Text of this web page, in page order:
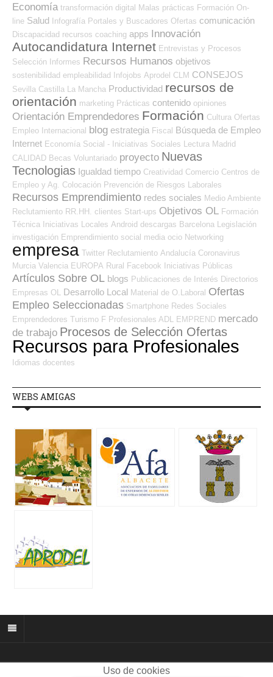
Economía transformación digital Malas prácticas Formación On-
line Salud Infografía Portales y Buscadores Ofertas comunicación
Discapacidad recursos coaching apps Innovación
Autocandidatura Internet Entrevistas y Procesos
Selección Informes Recursos Humanos objetivos
sostenibilidad empleabilidad Infojobs Aprodel CLM CONSEJOS
Sevilla Castilla La Mancha Productividad recursos de
orientación marketing Prácticas contenido opiniones
Orientación Emprendedores Formación Cultura Ofertas
Empleo Internacional blog estrategia Fiscal Búsqueda de Empleo
Internet Economía Social - Iniciativas Sociales Lectura Madrid
CALIDAD Becas Voluntariado proyecto Nuevas
Tecnologias Igualdad tiempo Creatividad Comercio Centros de
Empleo y Ag. Colocación Prevención de Riesgos Laborales
Recursos Emprendimiento redes sociales Medio Ambiente
Reclutamiento RR.HH.
clientes Start-ups Objetivos OL Formación
Técnica Iniciativas Locales Android descargas Barcelona Legislación
investigación Emprendimiento social media ocio Networking
empresa Twitter Reclutamiento Andalucía Coronavirus
Murcia Valencia EUROPA Rural Facebook Iniciativas Públicas
Artículos Sobre OL blogs Publicaciones de Interés Directorios
Empresas OL
Desarrollo Local Material de O.Laboral Ofertas
Empleo Seleccionadas Smartphone Redes Sociales
Emprendedores Turismo F Profesionales ADL EMPREND mercado
de trabajo Procesos de Selección Ofertas
Recursos para Profesionales
Idiomas docentes
WEBS AMIGAS
Uso de cookies